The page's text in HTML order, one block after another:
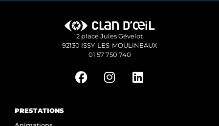
2 place Jules Gévelot
92130 ISSY-LES-MOULINEAUX
01 57 750 740
PRESTATIONS